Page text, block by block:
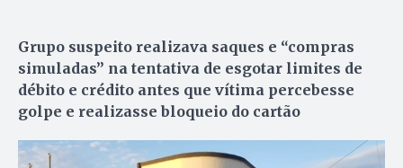
Grupo suspeito realizava saques e “compras
simuladas” na tentativa de esgotar limites de
débito e crédito antes que vítima percebesse
golpe e realizasse bloqueio do cartão